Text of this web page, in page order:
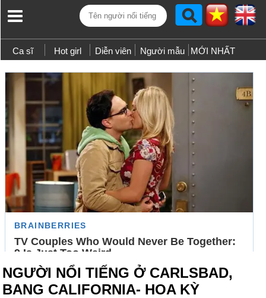
Ca sĩ Hot girl Diễn viên Người mẫu MỚI NHẤT
NGƯỜI NỔI TIẾNG Ở CARLSBAD,
BANG CALIFORNIA- HOA KỲ